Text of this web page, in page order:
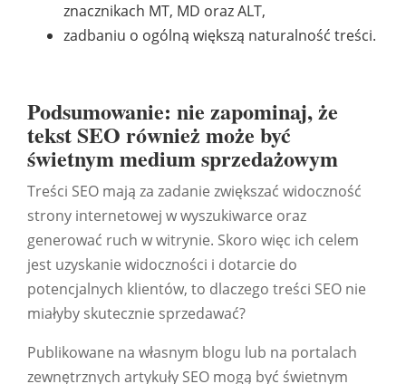
znacznikach MT, MD oraz ALT,
zadbaniu o ogólną większą naturalność treści.
Podsumowanie: nie zapominaj, że
tekst SEO również może być
świetnym medium sprzedażowym
Treści SEO mają za zadanie zwiększać widoczność
strony internetowej w wyszukiwarce oraz
generować ruch w witrynie. Skoro więc ich celem
jest uzyskanie widoczności i dotarcie do
potencjalnych klientów, to dlaczego treści SEO nie
miałyby skutecznie sprzedawać?
Publikowane na własnym blogu lub na portalach
zewnętrznych artykuły SEO mogą być świetnym